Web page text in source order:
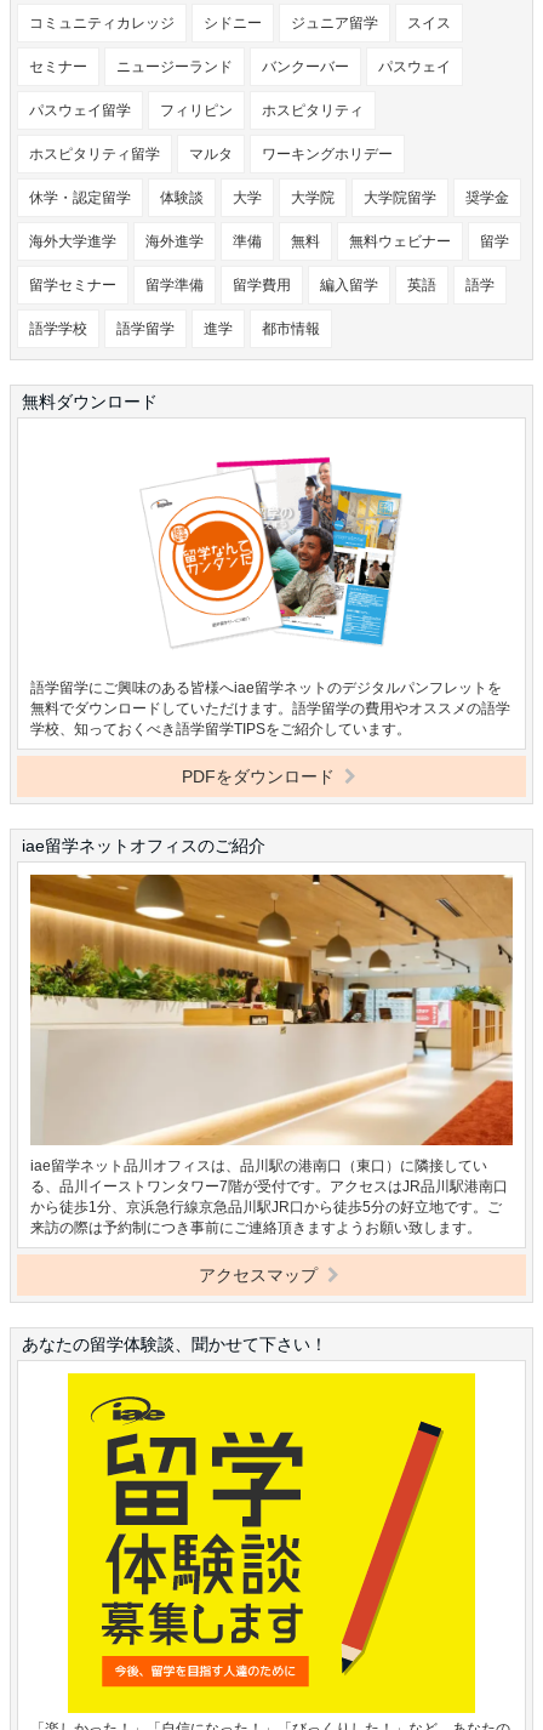
コミュニティカレッジ シドニー ジュニア留学 スイス
セミナー ニュージーランド バンクーバー パスウェイ
パスウェイ留学 フィリピン ホスピタリティ
ホスピタリティ留学 マルタ ワーキングホリデー
休学・認定留学 体験談 大学 大学院 大学院留学 奨学金
海外大学進学 海外進学 準備 無料 無料ウェビナー 留学
留学セミナー 留学準備 留学費用 編入留学 英語 語学
語学学校 語学留学 進学 都市情報
無料ダウンロード
語学留学にご興味のある皆様へiae留学ネットのデジタルパンフレットを
無料でダウンロードしていただけます。語学留学の費用やオススメの語学
学校、知っておくべき語学留学TIPSをご紹介しています。
PDFをダウンロード
iae留学ネットオフィスのご紹介
iae留学ネット品川オフィスは、品川駅の港南口（東口）に隣接してい
る、品川イーストワンタワー7階が受付です。アクセスはJR品川駅港南口
から徒歩1分、京浜急行線京急品川駅JR口から徒歩5分の好立地です。ご
来訪の際は予約制につき事前にご連絡頂きますようお願い致します。
アクセスマップ
あなたの留学体験談、聞かせて下さい！